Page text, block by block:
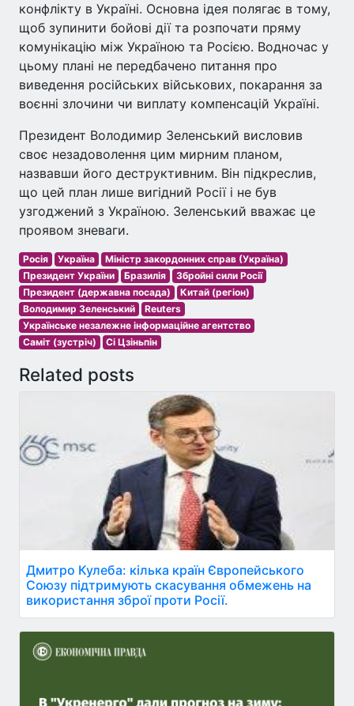
конфлікту в Україні. Основна ідея полягає в тому,
щоб зупинити бойові дії та розпочати пряму
комунікацію між Україною та Росією. Водночас у
цьому плані не передбачено питання про
виведення російських військових, покарання за
воєнні злочини чи виплату компенсацій Україні.
Президент Володимир Зеленський висловив
своє незадоволення цим мирним планом,
назвавши його деструктивним. Він підкреслив,
що цей план лише вигідний Росії і не був
узгоджений з Україною. Зеленський вважає це
проявом зневаги.
Росія Україна
Міністр закордонних справ (Україна)
Президент України
Бразилія
Збройні сили Росії
Президент (державна посада)
Китай (регіон)
Володимир Зеленський
Reuters
Українське незалежне інформаційне агентство
Саміт (зустріч)
Сі Цзіньпін
Related posts
Дмитро Кулеба: кілька країн Європейського
Союзу підтримують скасування обмежень на
використання зброї проти Росії.